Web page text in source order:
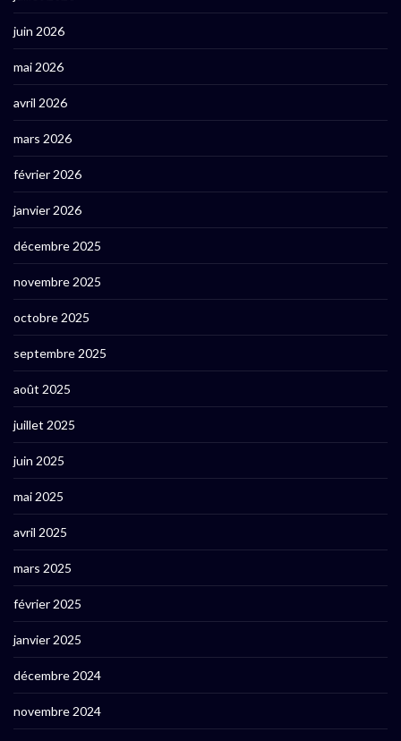
juin 2026
mai 2026
avril 2026
mars 2026
février 2026
janvier 2026
décembre 2025
novembre 2025
octobre 2025
septembre 2025
août 2025
juillet 2025
juin 2025
mai 2025
avril 2025
mars 2025
février 2025
janvier 2025
décembre 2024
novembre 2024